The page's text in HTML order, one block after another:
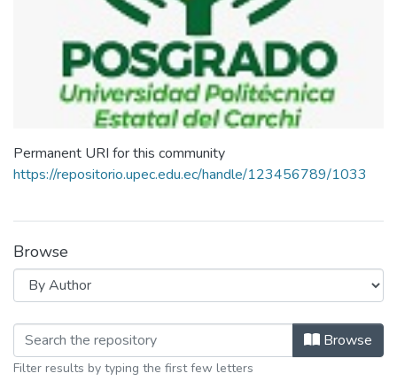
Permanent URI for this community
https://repositorio.upec.edu.ec/handle/123456789/1033
Browse
Browsing Centro de Posgrado by
Browse
Filter results by typing the first few letters